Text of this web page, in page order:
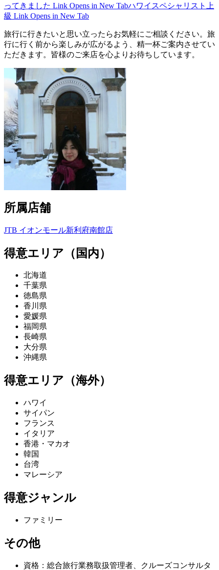
ってきました Link Opens in New Tabハワイスペシャリスト上
級 Link Opens in New Tab
旅行に行きたいと思い立ったらお気軽にご相談ください。旅
行に行く前から楽しみが広がるよう、精一杯ご案内させてい
ただきます。皆様のご来店を心よりお待ちしています。
所属店舗
JTB イオンモール新利府南館店
得意エリア（国内）
北海道
千葉県
徳島県
香川県
愛媛県
福岡県
長崎県
大分県
沖縄県
得意エリア（海外）
ハワイ
サイパン
フランス
イタリア
香港・マカオ
韓国
台湾
マレーシア
得意ジャンル
ファミリー
その他
資格：総合旅行業務取扱管理者、クルーズコンサルタ